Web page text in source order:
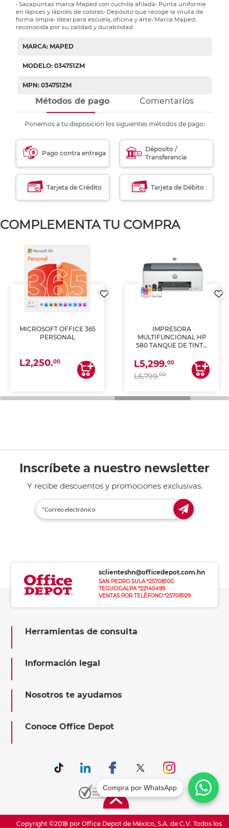
• Sacapuntas marca Maped con cuchilla afilada• Punta uniforme
en lápices y lápices de colores• Depósito que recoge la viruta de
forma limpia• Ideal para escuela, oficina y arte• Marca Maped,
reconocida por su calidad y durabilidad.
MARCA: MAPED
MODELO: 034751ZM
MPN: 034751ZM
Métodos de pago Comentarios
Ponemos a tu disposición los siguientes métodos de pago:
Pago contra entrega
Déposito /
Transferencia
Tarjeta de Crédito Tarjeta de Débito
COMPLEMENTA TU COMPRA
MICROSOFT OFFICE 365
PERSONAL
L2,250.00
IMPRESORA
MULTIFUNCIONAL HP
580 TANQUE DE TINTA
ESCANEA)
L5,299.00
L6,799.00
Inscríbete a nuestro newsletter
Y recibe descuentos y promociones exclusivas.
sclienteshn@officedepot.com.hn
SAN PEDRO SULA *25708100
TEGUCIGALPA *22140499
VENTAS POR TELÉFONO *25708109
Herramientas de consulta
Información legal
Nosotros te ayudamos
Conoce Office Depot
Copyright ©2018 por Office Depot de México, S.A. de C.V. Todos los
Compra por WhatsApp